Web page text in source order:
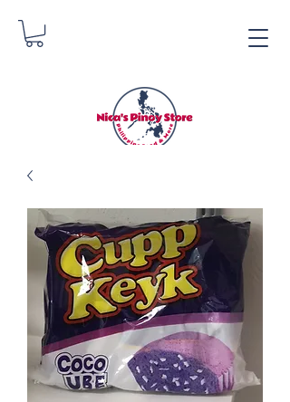
Nica's Pinoy Store
Danica Zimmermann